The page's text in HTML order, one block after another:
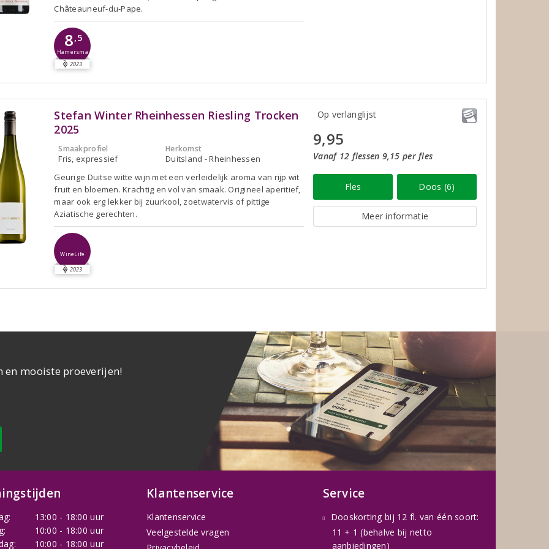
Châteauneuf-du-Pape.
8,5
Hamersma
2023
Stefan Winter Rheinhessen Riesling Trocken
2025
Smaakprofiel
Fris, expressief
Herkomst
Duitsland - Rheinhessen
Geurige Duitse witte wijn met een verleidelijk aroma van rijp wit
fruit en bloemen. Krachtig en vol van smaak. Origineel aperitief,
maar ook erg lekker bij zuurkool, zoetwatervis of pittige
Aziatische gerechten.
WineLife
2023
Op verlanglijst
9,95
Vanaf 12 flessen 9,15 per fles
Fles Doos (6)
Meer informatie
en mooiste proeverijen!
13:00 - 18:00 uur
10:00 - 18:00 uur
10:00 - 18:00 uur
Klantenservice
Klantenservice
Veelgestelde vragen
Service
Dooskorting bij 12 fl. van één soort:
11 + 1 (behalve bij netto
aanbiedingen)